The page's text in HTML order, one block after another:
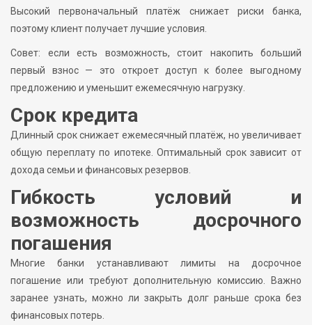
Высокий первоначальный платёж снижает риски банка,
поэтому клиент получает лучшие условия.
Совет: если есть возможность, стоит накопить больший
первый взнос — это откроет доступ к более выгодному
предложению и уменьшит ежемесячную нагрузку.
Срок кредита
Длинный срок снижает ежемесячный платёж, но увеличивает
общую переплату по ипотеке. Оптимальный срок зависит от
дохода семьи и финансовых резервов.
Гибкость условий и
возможность досрочного
погашения
Многие банки устанавливают лимиты на досрочное
погашение или требуют дополнительную комиссию. Важно
заранее узнать, можно ли закрыть долг раньше срока без
финансовых потерь.